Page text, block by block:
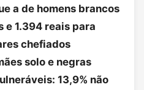
a de homens brancos
e 1.394 reais para
chefiados
solo e negras
13,9% não